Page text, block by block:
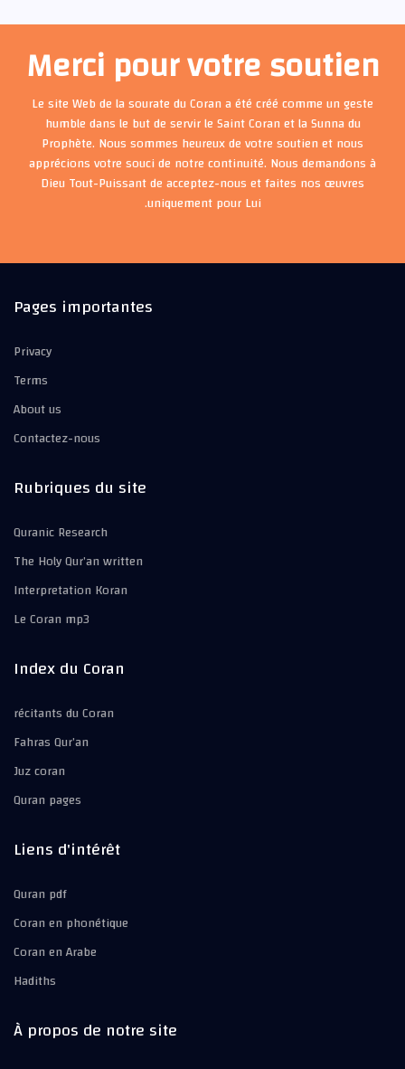
Merci pour votre soutien
Le site Web de la sourate du Coran a été créé comme un geste
humble dans le but de servir le Saint Coran et la Sunna du
Prophète. Nous sommes heureux de votre soutien et nous
apprécions votre souci de notre continuité. Nous demandons à
Dieu Tout-Puissant de acceptez-nous et faites nos œuvres
uniquement pour Lui.
Pages importantes
Privacy
Terms
About us
Contactez-nous
Rubriques du site
Quranic Research
The Holy Qur’an written
Interpretation Koran
Le Coran mp3
Index du Coran
récitants du Coran
Fahras Qur’an
Juz coran
Quran pages
Liens d'intérêt
Quran pdf
Coran en phonétique
Coran en Arabe
Hadiths
À propos de notre site